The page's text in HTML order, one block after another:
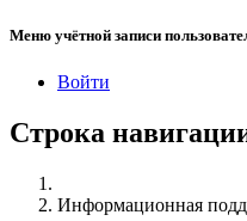
Меню учётной записи
Войти
Строка
Информационная